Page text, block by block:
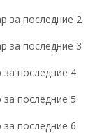
за последние 2
за последние 3
последние 4
последние 5
последние 6